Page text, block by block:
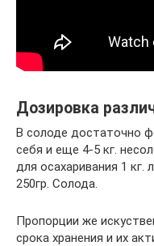
Дозировка
В солоде достаточно
себя и еще 4-5 кг.
для осахаривания 1 кг.
250гр. Солода.
Пропорции же
срока хранения и их